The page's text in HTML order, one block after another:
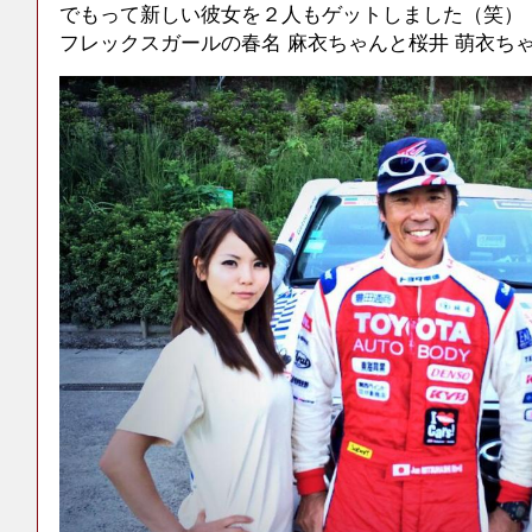
でもって新しい彼女を２人もゲットしました（笑）
フレックスガールの春名 麻衣ちゃんと桜井 萌衣ち